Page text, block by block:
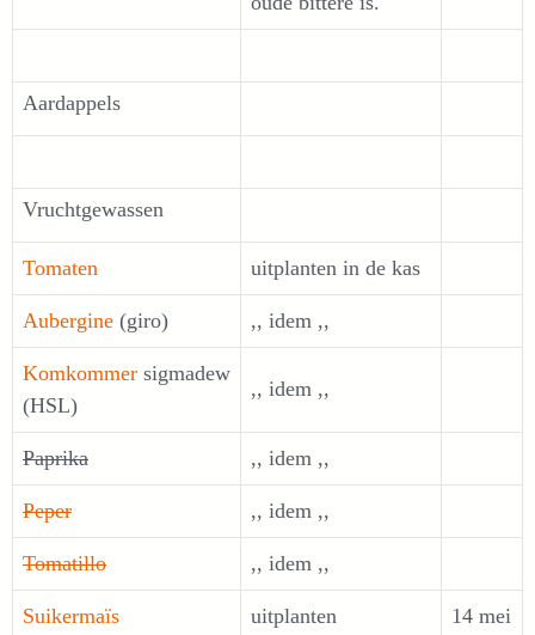
Aardappels
Vruchtgewassen
Tomaten uitplanten in de kas
Aubergine (giro) ,, idem ,,
Komkommer sigmadew
(HSL)
,, idem ,,
Paprika ,, idem ,,
Peper ,, idem ,,
Tomatillo ,, idem ,,
Suikermaïs uitplanten 14 mei